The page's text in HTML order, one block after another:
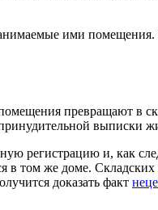
ими помещения.
превращают в
выписки
регистрацию и, как
в том же доме.
доказать факт